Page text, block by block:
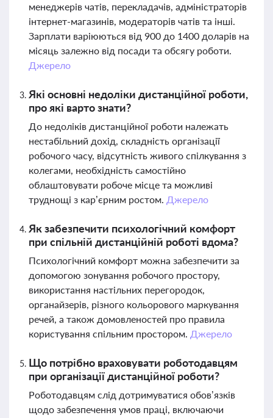
менеджерів чатів, перекладачів, адміністраторів
інтернет-магазинів, модераторів чатів та інші.
Зарплати варіюються від 900 до 1400 доларів на
місяць залежно від посади та обсягу роботи.
Джерело
Які основні недоліки дистанційної роботи,
про які варто знати?
До недоліків дистанційної роботи належать
нестабільний дохід, складність організації
робочого часу, відсутність живого спілкування з
колегами, необхідність самостійно
облаштовувати робоче місце та можливі
труднощі з кар’єрним ростом. Джерело
Як забезпечити психологічний комфорт
при спільній дистанційній роботі вдома?
Психологічний комфорт можна забезпечити за
допомогою зонування робочого простору,
використання настільних перегородок,
органайзерів, різного кольорового маркування
речей, а також домовленостей про правила
користування спільним простором. Джерело
Що потрібно враховувати роботодавцям
при організації дистанційної роботи?
Роботодавцям слід дотримуватися обов’язків
щодо забезпечення умов праці, включаючи